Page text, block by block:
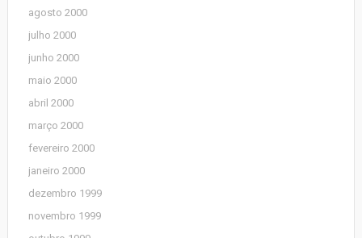
agosto 2000
julho 2000
junho 2000
maio 2000
abril 2000
março 2000
fevereiro 2000
janeiro 2000
dezembro 1999
novembro 1999